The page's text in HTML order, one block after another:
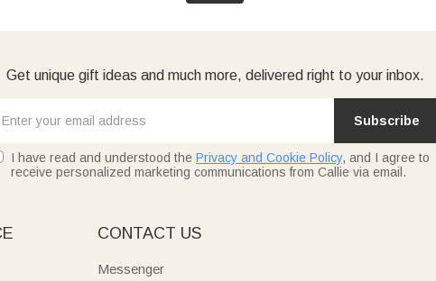
Get unique gift ideas and much more, delivered right to your inbox.
Subscribe
I have read and understood the Privacy and Cookie Policy, and I agree to
receive personalized marketing communications from Callie via email.
CONTACT US
Messenger